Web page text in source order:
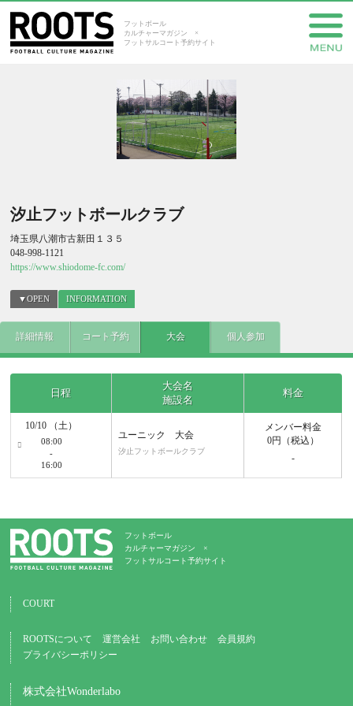
フットボール
カルチャーマガジン ×
フットサルコート予約サイト
汐止フットボールクラブ
埼玉県八潮市古新田１３５
048-998-1121
https://www.shiodome-fc.com/
▼OPEN INFORMATION
詳細情報 コート予約 大会 個人参加
日程
大会名
施設名
料金
10/10 （土）
08:00
-
16:00
ユーニック 大会
汐止フットボールクラブ
メンバー料金
0円
（税込）
-
フットボール
カルチャーマガジン ×
フットサルコート予約サイト
COURT
ROOTSについて 運営会社 お問い合わせ
会員規約
プライバシーポリシー
株式会社Wonderlabo